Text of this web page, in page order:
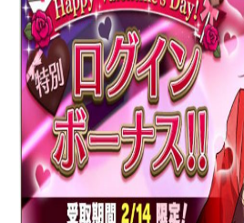
イベント・キャンペーン
ミュージック
グッズ・本
ギャラリー
アプリゲーム
イベント・キャンペーン
ミュージック
グッズ・本
ギャラリー